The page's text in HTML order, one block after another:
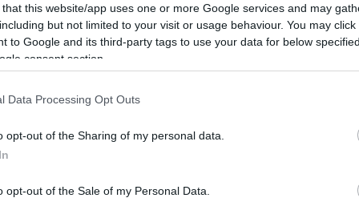
that this website/app uses one or more Google services and may
but not limited to your visit or usage behaviour. You may
to Google and its third-party tags to use your data for below
consent section.
Data Processing Opt Outs
opt-out of the Sharing of my personal data.
opt-out of the Sale of my Personal Data.
το 2017, τότε που το
X- Factor και πήραν τη